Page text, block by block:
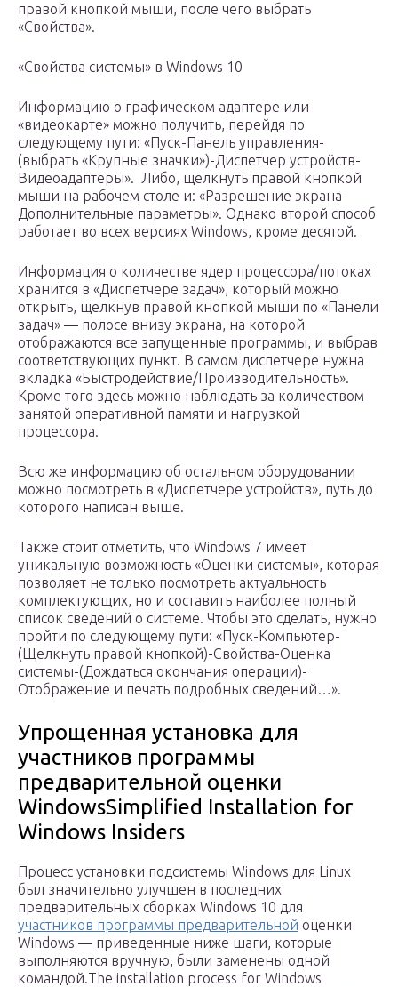
правой кнопкой мыши, после чего выбрать
«Свойства».
«Свойства системы» в Windows 10
Информацию о графическом адаптере или
«видеокарте» можно получить, перейдя по
следующему пути: «Пуск-Панель управления-
(выбрать «Крупные значки»)-Диспетчер устройств-
Видеоадаптеры». Либо, щелкнуть правой кнопкой
мыши на рабочем столе и: «Разрешение экрана-
Дополнительные параметры». Однако второй способ
работает во всех версиях Windows, кроме десятой.
Информация о количестве ядер процессора/потоках
хранится в «Диспетчере задач», который можно
открыть, щелкнув правой кнопкой мыши по «Панели
задач» — полосе внизу экрана, на которой
отображаются все запущенные программы, и выбрав
соответствующих пункт. В самом диспетчере нужна
вкладка «Быстродействие/Производительность».
Кроме того здесь можно наблюдать за количеством
занятой оперативной памяти и нагрузкой
процессора.
Всю же информацию об остальном оборудовании
можно посмотреть в «Диспетчере устройств», путь до
которого написан выше.
Также стоит отметить, что Windows 7 имеет
уникальную возможность «Оценки системы», которая
позволяет не только посмотреть актуальность
комплектующих, но и составить наиболее полный
список сведений о системе. Чтобы это сделать, нужно
пройти по следующему пути: «Пуск-Компьютер-
(Щелкнуть правой кнопкой)-Свойства-Оценка
системы-(Дождаться окончания операции)-
Отображение и печать подробных сведений…».
Упрощенная установка для
участников программы
предварительной оценки
WindowsSimplified Installation for
Windows Insiders
Процесс установки подсистемы Windows для Linux
был значительно улучшен в последних
предварительных сборках Windows 10 для
участников программы предварительной оценки
Windows — приведенные ниже шаги, которые
выполняются вручную, были заменены одной
командой.The installation process for Windows